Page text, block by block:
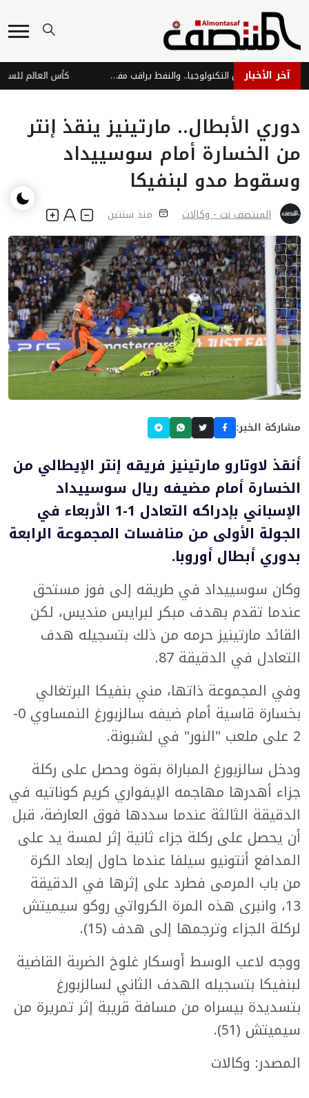
آخر الأخبار أسواق آسيا تتراجع بفعل التكنولوجيا.. والنفط يراقب مفاوضات السلام
دوري الأبطال.. مارتينيز ينقذ إنتر
من الخسارة أمام سوسييداد
وسقوط مدو لبنفيكا
المنتصف نت - وكالات منذ سنتين
مشاركة الخبر:
أنقذ لاوتارو مارتينيز فريقه إنتر الإيطالي من
الخسارة أمام مضيفه ريال سوسييداد
الإسباني بإدراكه التعادل 1-1 الأربعاء في
الجولة الأولى من منافسات المجموعة الرابعة
بدوري أبطال أوروبا.
وكان سوسييداد في طريقه إلى فوز مستحق
عندما تقدم بهدف مبكر لبرايس منديس، لكن
القائد مارتينيز حرمه من ذلك بتسجيله هدف
التعادل في الدقيقة 87.
وفي المجموعة ذاتها، مني بنفيكا البرتغالي
بخسارة قاسية أمام ضيفه سالزبورغ النمساوي 0-
2 على ملعب "النور" في لشبونة.
ودخل سالزبورغ المباراة بقوة وحصل على ركلة
جزاء أهدرها مهاجمه الإيفواري كريم كوناتيه في
الدقيقة الثالثة عندما سددها فوق العارضة، قبل
أن يحصل على ركلة جزاء ثانية إثر لمسة يد على
المدافع أنتونيو سيلفا عندما حاول إبعاد الكرة
من باب المرمى فطرد على إثرها في الدقيقة
13، وانبرى هذه المرة الكرواتي روكو سيميتش
لركلة الجزاء وترجمها إلى هدف (15).
ووجه لاعب الوسط أوسكار غلوخ الضربة القاضية
لبنفيكا بتسجيله الهدف الثاني لسالزبورغ
بتسديدة بيسراه من مسافة قريبة إثر تمريرة من
سيميتش (51).
المصدر: وكالات